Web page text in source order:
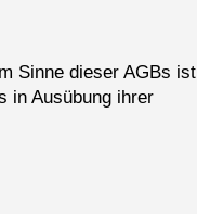
Sinne dieser AGBs ist
in Ausübung ihrer